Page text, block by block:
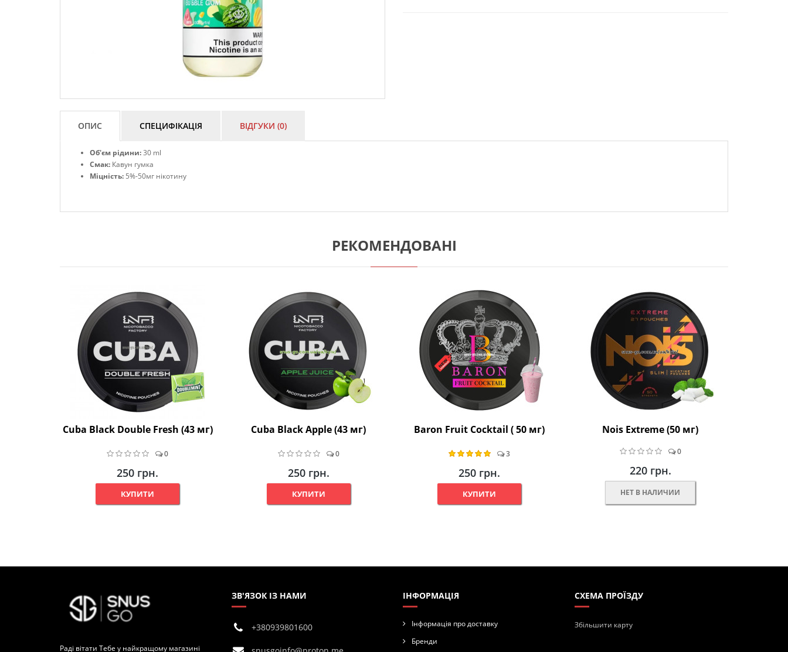
ОПИС СПЕЦИФІКАЦІЯ ВІДГУКИ (0)
Об'єм рідини:30 ml
Смак: Кавун гумка
Міцність: 5%-50мг нікотину
РЕКОМЕНДОВАНІ
Cuba Black Double Fresh (43 мг)
0
250 грн.
КУПИТИ
Cuba Black Apple (43 мг)
0
250 грн.
КУПИТИ
Baron Fruit Cocktail ( 50 мг)
3
250 грн.
КУПИТИ
Nois Extreme (50 мг)
0
220 грн.
НЕТ В НАЛИЧИИ
Раді вітати Тебе у найкращому магазині
ЗВ'ЯЗОК ІЗ НАМИ
+380939801600
ІНФОРМАЦІЯ
Інформація про доставку
Бренди
СХЕМА ПРОЇЗДУ
Збільшити карту